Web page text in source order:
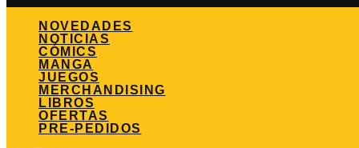
NOVEDADES
NOTICIAS
CÓMICS
MANGA
JUEGOS
MERCHANDISING
LIBROS
OFERTAS
PRE-PEDIDOS